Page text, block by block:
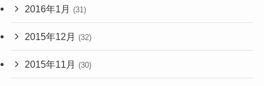
2016年1月 (31)
2015年12月 (32)
2015年11月 (30)